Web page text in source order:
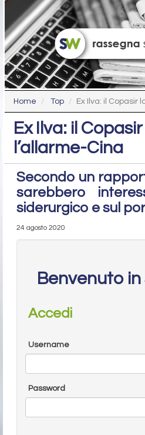
Home Top Ex Ilva: il Copasir
Ex Ilva: il
l’allarme-Cina
Secondo un
sarebbero
siderurgico e sul
24 agosto 2020
Benvenuto
Accedi
Username
Password